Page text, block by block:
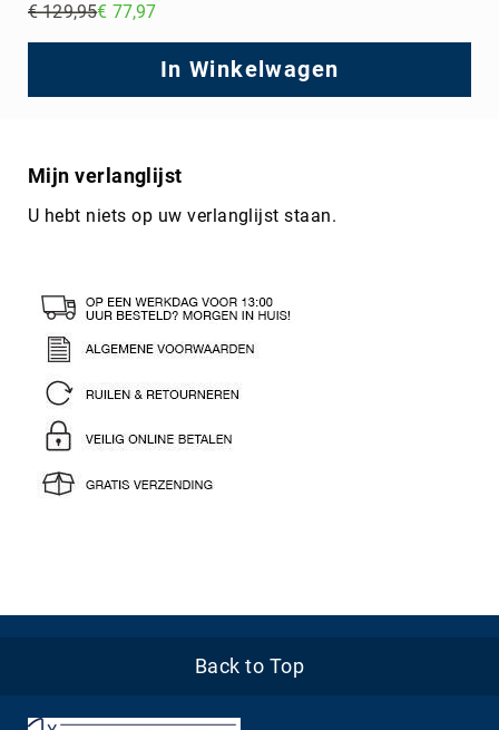
€ 129,95€ 77,97
In Winkelwagen
Mijn verlanglijst
U hebt niets op uw verlanglijst staan.
Back to Top